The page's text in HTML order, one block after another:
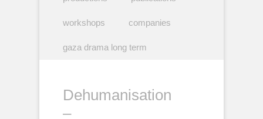
content
workshops companies
gaza drama long term
Dehumanisation
–